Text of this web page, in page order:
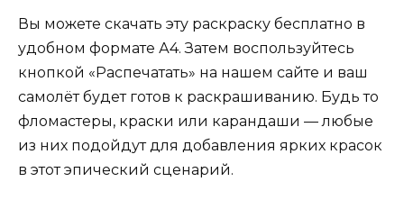
Вы можете скачать эту раскраску бесплатно в
удобном формате А4. Затем воспользуйтесь
кнопкой «Распечатать» на нашем сайте и ваш
самолёт будет готов к раскрашиванию. Будь то
фломастеры, краски или карандаши — любые
из них подойдут для добавления ярких красок
в этот эпический сценарий.